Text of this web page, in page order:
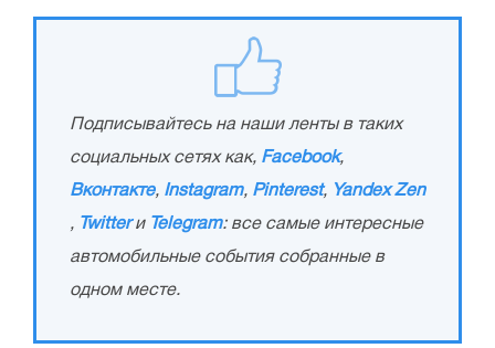
Подписывайтесь на наши ленты в таких
социальных сетях как, Facebook,
Вконтакте, Instagram, Pinterest, Yandex Zen
, Twitterи Telegram: все самые интересные
автомобильные события собранные в
одном месте.